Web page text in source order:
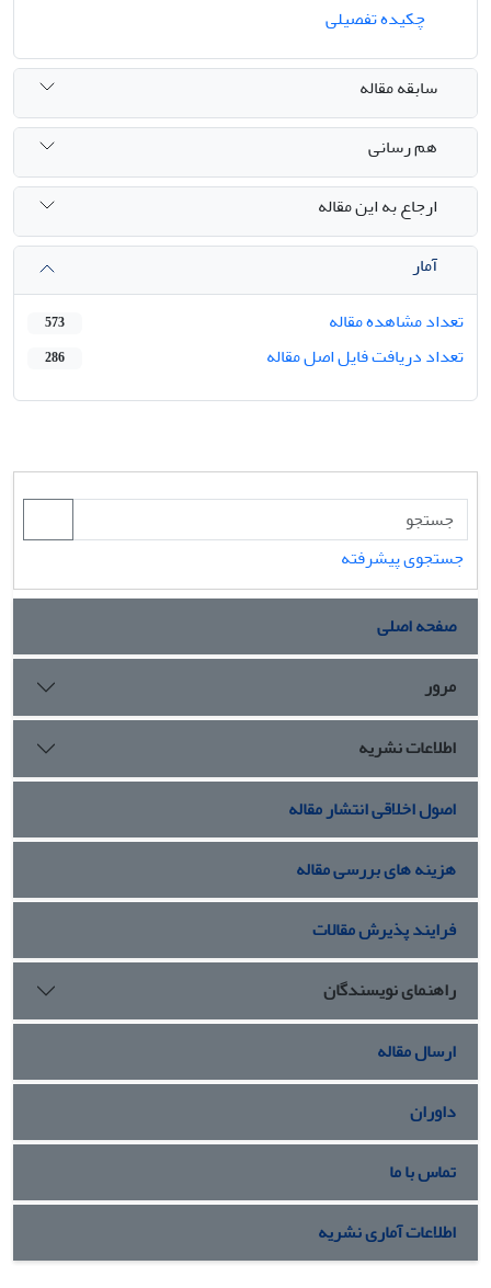
چکیده تفصیلی
سابقه مقاله
هم رسانی
ارجاع به این مقاله
آمار
تعداد مشاهده مقاله
573
تعداد دریافت فایل اصل مقاله 286
جستجوی پیشرفته
صفحه اصلی
مرور
اطلاعات نشریه
اصول اخلاقی انتشار مقاله
هزینه های بررسی مقاله
فرایند پذیرش مقالات
راهنمای نویسندگان
ارسال مقاله
داوران
تماس با ما
اطلاعات آماری نشریه